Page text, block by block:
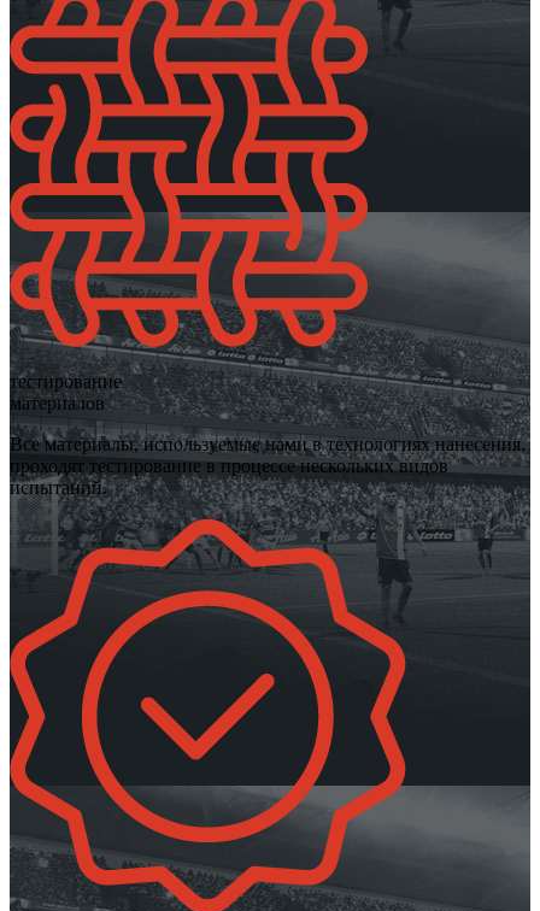
тестирование
материалов
Все материалы, используемые нами в технологиях нанесения,
проходят тестирование в процессе нескольких видов
испытаний.